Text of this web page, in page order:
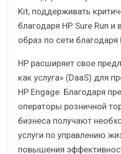
Kit, поддерживать
благодаря HP Sure Run и
образ по сети благодаря
HP расширяет свое
как услуга» (DaaS) для
HP Engage. Благодаря
операторы розничной
бизнеса получают
услуги по управлению
повышения